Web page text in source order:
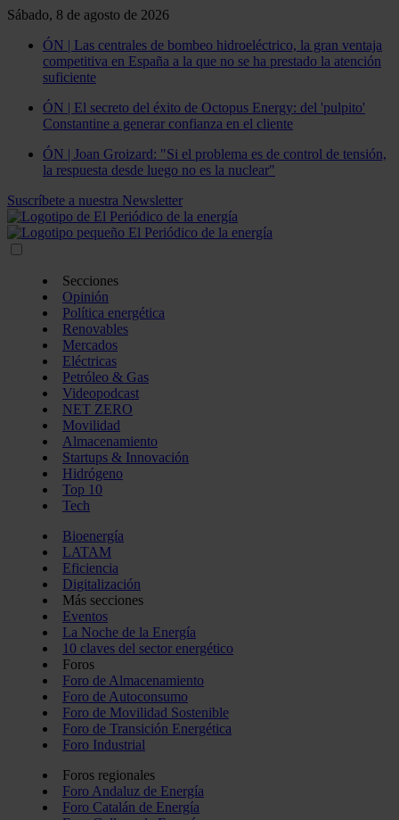
Sábado, 8 de agosto de 2026
ÓN | Las centrales de bombeo hidroeléctrico, la gran ventaja
competitiva en España a la que no se ha prestado la atención
suficiente
ÓN | El secreto del éxito de Octopus Energy: del 'pulpito'
Constantine a generar confianza en el cliente
ÓN | Joan Groizard: "Si el problema es de control de tensión,
la respuesta desde luego no es la nuclear"
Suscríbete a nuestra Newsletter
Secciones
Opinión
Política energética
Renovables
Mercados
Eléctricas
Petróleo & Gas
Videopodcast
NET ZERO
Movilidad
Almacenamiento
Startups & Innovación
Hidrógeno
Top 10
Tech
Bioenergía
LATAM
Eficiencia
Digitalización
Más secciones
Eventos
La Noche de la Energía
10 claves del sector energético
Foros
Foro de Almacenamiento
Foro de Autoconsumo
Foro de Movilidad Sostenible
Foro de Transición Energética
Foro Industrial
Foros regionales
Foro Andaluz de Energía
Foro Catalán de Energía